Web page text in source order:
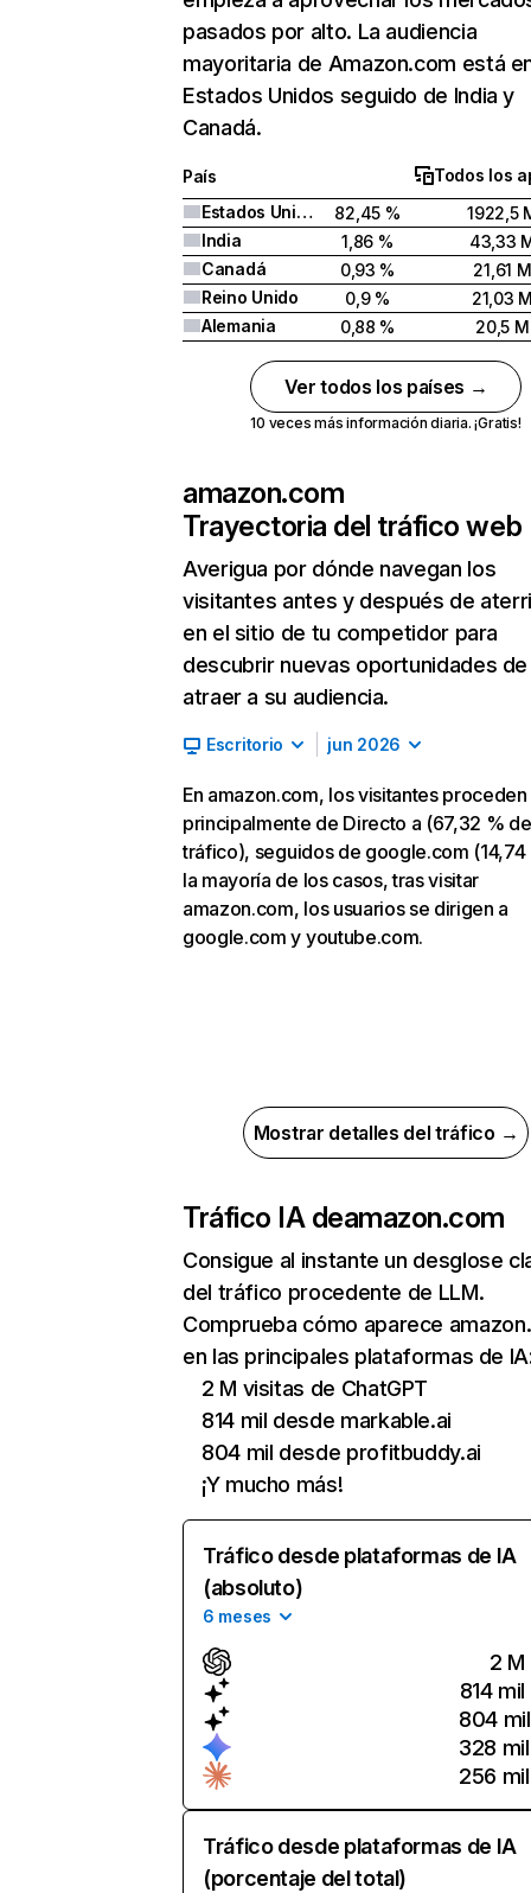
pasados por alto. La audiencia
mayoritaria de Amazon.com está
Estados Unidos seguido de India y
Canadá.
País
Todos los
Estados Unidos
82,45 %
1922,5
India
1,86 %
43,33
Canadá
0,93 %
21,61 M
Reino Unido
0,9 %
21,03
Alemania
0,88 % 20,5 M
Ver todos los países →
10 veces más información diaria. ¡Gratis!
amazon.com
Trayectoria del tráfico web
Averigua por dónde navegan los
visitantes antes y después de
en el sitio de tu competidor para
descubrir nuevas oportunidades de
atraer a su audiencia.
Escritorio jun 2026
En amazon.com, los visitantes proceden
principalmente de Directo a (67,32 % de
tráfico), seguidos de google.com (14,74
la mayoría de los casos, tras visitar
amazon.com, los usuarios se dirigen a
google.com y youtube.com.
Mostrar detalles del tráfico →
Tráfico IA deamazon.com
Consigue al instante un desglose
del tráfico procedente de LLM.
Comprueba cómo aparece
en las principales plataformas de
2 M visitas de ChatGPT
814 mil desde markable.ai
804 mil desde profitbuddy.ai
¡Y mucho más!
Tráfico desde plataformas de IA
(absoluto)
6 meses
2 M
814 mil
804 mil
328 mil
256 mil
Tráfico desde plataformas de IA
(porcentaje del total)